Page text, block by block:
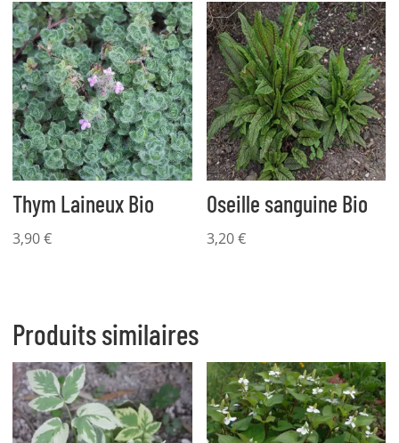
Thym Laineux Bio
3,90€
Oseille sanguine Bio
3,20€
Produits similaires